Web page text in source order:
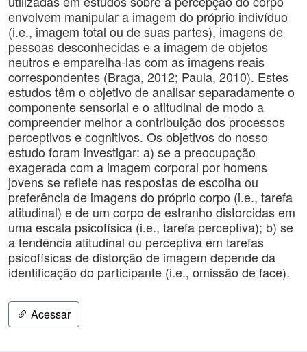
envolvem manipular a imagem do próprio indivíduo
(i.e., imagem total ou de suas partes), imagens de
pessoas desconhecidas e a imagem de objetos
neutros e emparelha-las com as imagens reais
correspondentes (Braga, 2012; Paula, 2010). Estes
estudos têm o objetivo de analisar separadamente o
componente sensorial e o atitudinal de modo a
compreender melhor a contribuição dos processos
perceptivos e cognitivos. Os objetivos do nosso
estudo foram investigar: a) se a preocupação
exagerada com a imagem corporal por homens
jovens se reflete nas respostas de escolha ou
preferência de imagens do próprio corpo (i.e., tarefa
atitudinal) e de um corpo de estranho distorcidas em
uma escala psicofísica (i.e., tarefa perceptiva); b) se
a tendência atitudinal ou perceptiva em tarefas
psicofísicas de distorção de imagem depende da
identificação do participante (i.e., omissão de face).
Acessar